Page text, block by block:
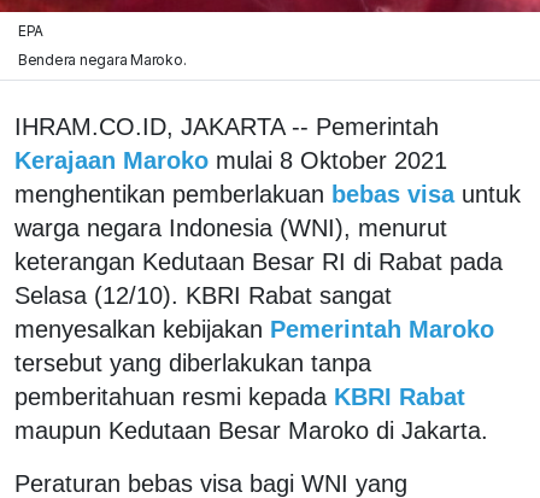
EPA
Bendera negara Maroko.
IHRAM.CO.ID, JAKARTA -- Pemerintah
Kerajaan Maroko mulai 8 Oktober 2021
menghentikan pemberlakuan bebas visa untuk
warga negara Indonesia (WNI), menurut
keterangan Kedutaan Besar RI di Rabat pada
Selasa (12/10). KBRI Rabat sangat
menyesalkan kebijakan Pemerintah Maroko
tersebut yang diberlakukan tanpa
pemberitahuan resmi kepada KBRI Rabat
maupun Kedutaan Besar Maroko di Jakarta.
Peraturan bebas visa bagi WNI yang